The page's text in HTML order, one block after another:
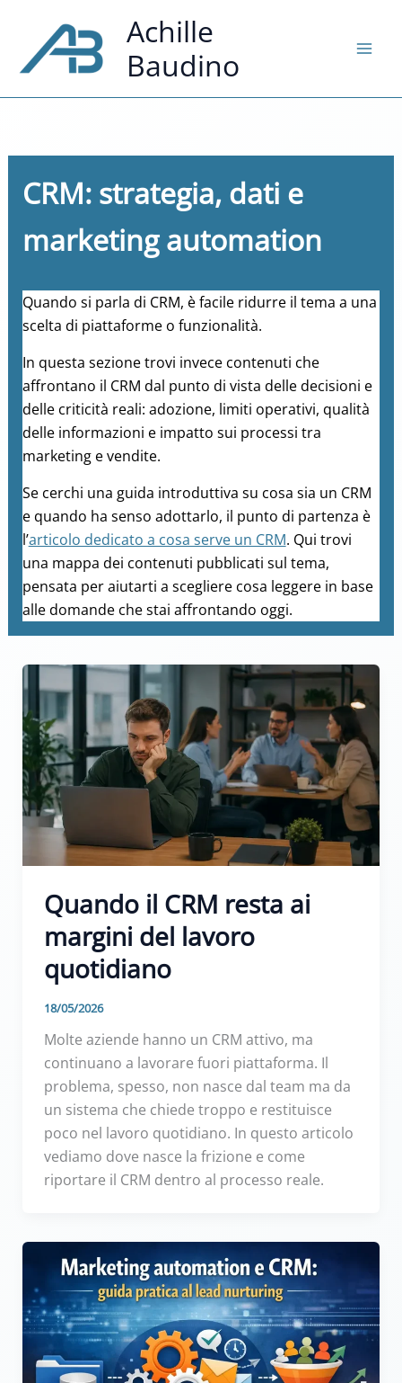
contenuto
Achille
Baudino
CRM: strategia, dati e
marketing automation
Quando si parla di CRM, è facile ridurre il tema a una
scelta di piattaforme o funzionalità.
In questa sezione trovi invece contenuti che
affrontano il CRM dal punto di vista delle decisioni e
delle criticità reali: adozione, limiti operativi, qualità
delle informazioni e impatto sui processi tra
marketing e vendite.
Se cerchi una guida introduttiva su cosa sia un CRM
e quando ha senso adottarlo, il punto di partenza è
l’articolo dedicato a cosa serve un CRM. Qui trovi
una mappa dei contenuti pubblicati sul tema,
pensata per aiutarti a scegliere cosa leggere in base
alle domande che stai affrontando oggi.
Quando il CRM resta ai
margini del lavoro
quotidiano
18/05/2026
Molte aziende hanno un CRM attivo, ma
continuano a lavorare fuori piattaforma. Il
problema, spesso, non nasce dal team ma da
un sistema che chiede troppo e restituisce
poco nel lavoro quotidiano. In questo articolo
vediamo dove nasce la frizione e come
riportare il CRM dentro al processo reale.